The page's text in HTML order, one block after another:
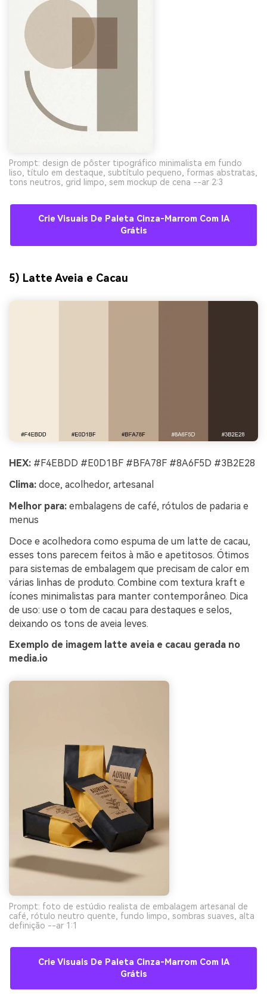
Prompt: design de pôster tipográfico minimalista em fundo
liso, título em destaque, subtítulo pequeno, formas abstratas,
tons neutros, grid limpo, sem mockup de cena --ar 2:3
Crie Visuais De Paleta Cinza-Marrom Com IA
Grátis
5) Latte Aveia e Cacau
HEX: #F4EBDD #E0D1BF #BFA78F #8A6F5D #3B2E28
Clima: doce, acolhedor, artesanal
Melhor para: embalagens de café, rótulos de padaria e
menus
Doce e acolhedora como espuma de um latte de cacau,
esses tons parecem feitos à mão e apetitosos. Ótimos
para sistemas de embalagem que precisam de calor em
várias linhas de produto. Combine com textura kraft e
ícones minimalistas para manter contemporâneo. Dica
de uso: use o tom de cacau para destaques e selos,
deixando os tons de aveia leves.
Exemplo de imagem latte aveia e cacau gerada no
media.io
Prompt: foto de estúdio realista de embalagem artesanal de
café, rótulo neutro quente, fundo limpo, sombras suaves, alta
definição --ar 1:1
Crie Visuais De Paleta Cinza-Marrom Com IA
Grátis